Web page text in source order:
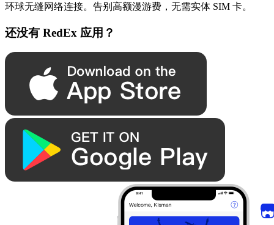
环球无缝网络连接。告别高额漫游费，无需实体 SIM 卡。
还没有 RedEx 应用？